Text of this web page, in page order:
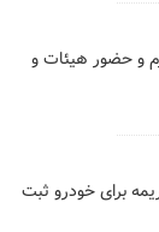
و حضور هیئات و
برای خودرو ثبت